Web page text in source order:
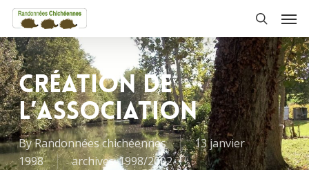
Skip
main
content
Création de
l’association
ByRandonnées chichéennes
13 janvier
1998
archives-1998/2002